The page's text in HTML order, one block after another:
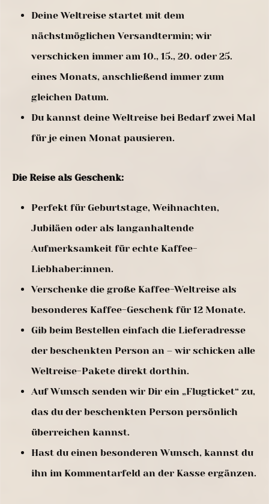
Deine Weltreise startet mit dem
nächstmöglichen Versandtermin; wir
verschicken immer am 10., 15., 20. oder 25.
eines Monats, anschließend immer zum
gleichen Datum.
Du kannst deine Weltreise bei Bedarf zwei Mal
für je einen Monat pausieren.
Die Reise als Geschenk:
Perfekt für Geburtstage, Weihnachten,
Jubiläen oder als langanhaltende
Aufmerksamkeit für echte Kaffee-
Liebhaber:innen.
Verschenke die große Kaffee-Weltreise als
besonderes Kaffee-Geschenk für 12 Monate.
Gib beim Bestellen einfach die Lieferadresse
der beschenkten Person an – wir schicken alle
Weltreise-Pakete direkt dorthin.
Auf Wunsch senden wir Dir ein „Flugticket“ zu,
das du der beschenkten Person persönlich
überreichen kannst.
Hast du einen besonderen Wunsch, kannst du
ihn im Kommentarfeld an der Kasse ergänzen.